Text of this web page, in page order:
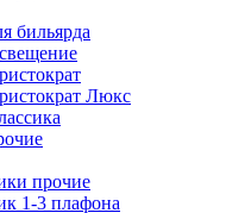
бильярда
Люкс
прочие
1-3 плафона